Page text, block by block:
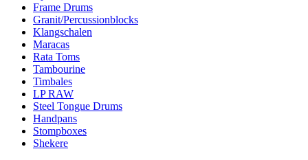
Frame Drums
Granit/Percussionblocks
Klangschalen
Maracas
Rata Toms
Tambourine
Timbales
LP RAW
Steel Tongue Drums
Handpans
Stompboxes
Shekere